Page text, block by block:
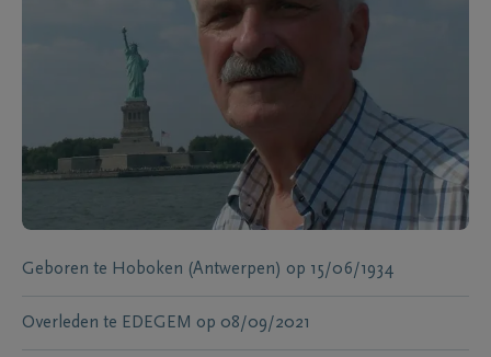
Geboren te Hoboken (Antwerpen) op 15/06/1934
Overleden te EDEGEM op 08/09/2021